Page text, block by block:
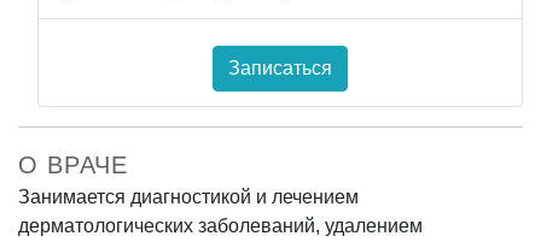
Записаться
О ВРАЧЕ
Занимается диагностикой и лечением
дерматологических заболеваний, удалением